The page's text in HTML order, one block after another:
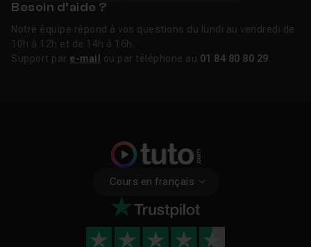
Besoin d’aide ?
Notre équipe répond à vos questions du lundi au vendredi de
10h à 12h et de 14h à 16h.
Support par e-mail ou par téléphone au 01 84 80 80 29
Cours en français